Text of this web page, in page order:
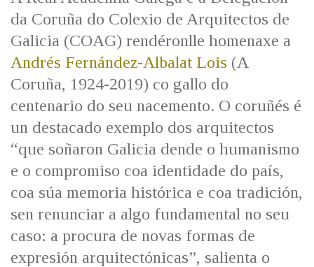
IDENTIDADE CORPORATIVA
MARCIAL DEL ADALID
CASA-MUSEO EMILIA PARDO
BAZÁN
FIGURAS HOMENAXEADAS
HISTORIA
60 ANOS DLG
PRIMAVERA DAS LETRAS
PORTAL DAS PALABRAS
Facebook
TwitterYoutubeInstagram
Bluesky
da Coruña do Colexio de Arquitectos de
Galicia (COAG) rendéronlle homenaxe a
Andrés Fernández-Albalat Lois (A
Coruña, 1924-2019) co gallo do
centenario do seu nacemento. O coruñés é
un destacado exemplo dos arquitectos
“que soñaron Galicia dende o humanismo
e o compromiso coa identidade do país,
coa súa memoria histórica e coa tradición,
sen renunciar a algo fundamental no seu
caso: a procura de novas formas de
expresión arquitectónicas”, salienta o